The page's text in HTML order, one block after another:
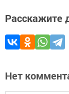
Расскажите
Нет